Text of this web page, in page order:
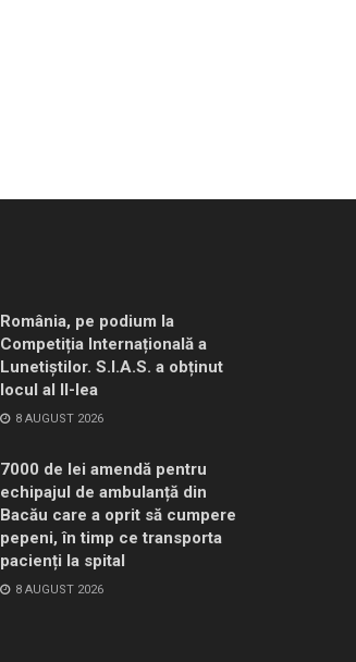
România, pe podium la
Competiția Internațională a
Lunetiștilor. S.I.A.S. a obținut
locul al II-lea
8 AUGUST 2026
7000 de lei amendă pentru
echipajul de ambulanță din
Bacău care a oprit să cumpere
pepeni, în timp ce transporta
pacienți la spital
8 AUGUST 2026